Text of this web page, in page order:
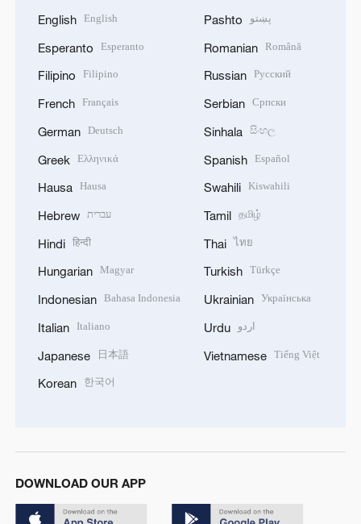
English English
Esperanto Esperanto
Filipino Filipino
French Français
German Deutsch
Greek Ελληνικά
Hausa Hausa
Hebrew עברית
Hindi हिन्दी
Hungarian Magyar
Indonesian Bahasa Indonesia
Italian Italiano
Japanese 日本語
Korean 한국어
Pashto پښتو
Romanian Română
Russian Русский
Serbian Српски
Sinhala සිංහල
Spanish Español
Swahili Kiswahili
Tamil தமிழ்
Thai ไทย
Turkish Türkçe
Ukrainian Українська
Urdu اردو
Vietnamese Tiếng Việt
DOWNLOAD OUR APP